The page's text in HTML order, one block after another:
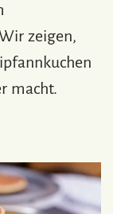
zeigen,
macht.